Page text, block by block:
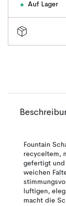
Auf Lager
Fountain
recyceltem,
gefertigt und
weichen
luftigen,
macht die